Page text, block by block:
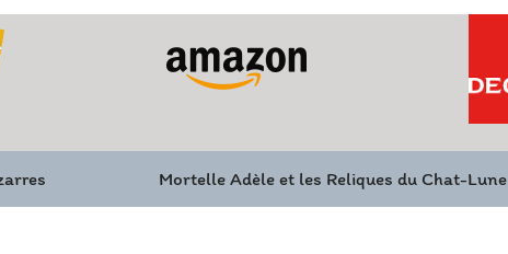
Mortelle Adèle et les Reliques du Chat-Lune